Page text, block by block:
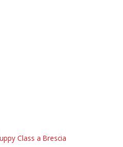
Class a Brescia